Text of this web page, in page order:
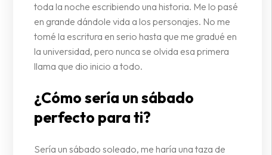
toda la noche escribiendo una historia. Me lo pasé
en grande dándole vida a los personajes. No me
tomé la escritura en serio hasta que me gradué en
la universidad, pero nunca se olvida esa primera
llama que dio inicio a todo.
¿Cómo sería un sábado
perfecto para ti?
Sería un sábado soleado, me haría una taza de